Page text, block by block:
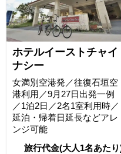
ホテルイーストチャイ
ナシー
女満別空港発／往復石垣空
港利用／9月27日出発一例
／1泊2日／2名1室利用時／
延泊・帰着日延長などアレ
ンジ可能